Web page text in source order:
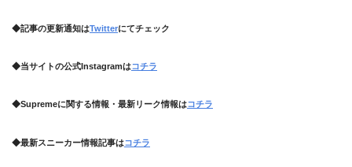
◆記事の更新通知はTwitterにてチェック
◆当サイトの公式Instagramはコチラ
◆Supremeに関する情報・最新リーク情報はコチラ
◆最新スニーカー情報記事はコチラ